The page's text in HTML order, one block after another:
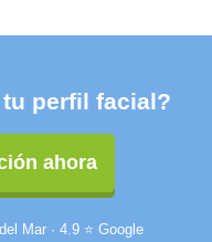
perfil facial?
ahora
Mar · 4.9 ⭐ Google